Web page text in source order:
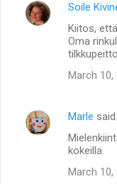
C
n
t
Soile
Kiitos,
Oma
March 10,
Marle
kokeilla.
March 10,